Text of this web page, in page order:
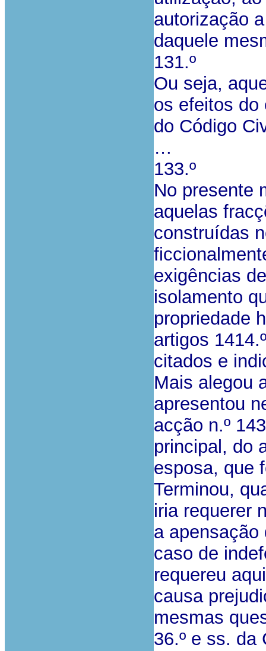
autorização
daquele
131.º
Ou seja,
os efeitos do
do Código
…
133.º
No presente
aquelas
construídas
exigências
isolamento
propriedade
artigos
citados e
Mais alegou
apresentou
acção n.º
principal, do
esposa, que
Terminou,
iria requerer
a
caso de
requereu
causa
mesmas
36.º e ss. da